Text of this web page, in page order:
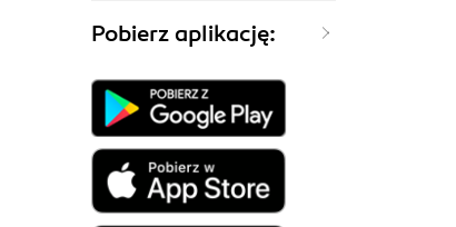
Pobierz aplikację: